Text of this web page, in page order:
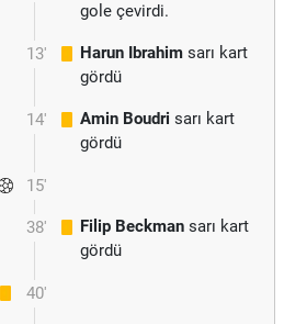
gole çevirdi.
13' Harun Ibrahim sarı kart
gördü
14' Amin Boudri sarı kart
gördü
15'
38' Filip Beckman sarı kart
gördü
40'